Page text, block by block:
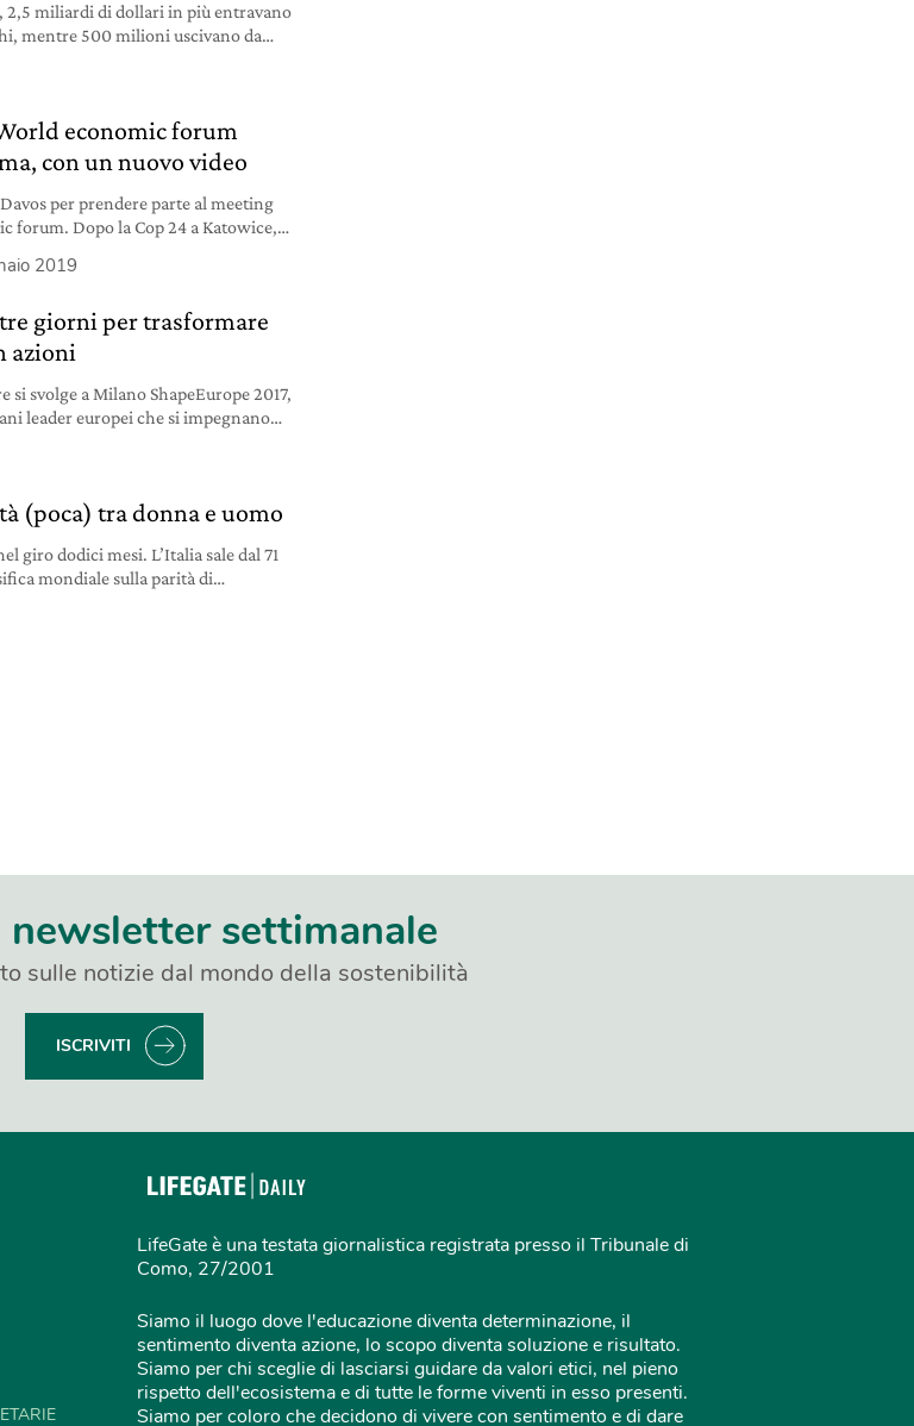
2,5 miliardi di dollari in più entravano
mentre 500 milioni uscivano da
Forum.
economic forum
con un nuovo video
per prendere parte al meeting
forum. Dopo la Cop 24 a Katowice,
svedese parlerà all’evento in
2019
tre giorni per trasformare
azioni
si svolge a Milano ShapeEurope 2017,
leader europei che si impegnano
(poca) tra donna e uomo
giro dodici mesi. L’Italia sale dal 71
mondiale sulla parità di
Nonostante questo, resta un paese
settimanale
sulle notizie dal mondo della sostenibilità
ISCRIVITI
LifeGate è una testata giornalistica registrata presso il Tribunale di
Como, 27/2001
Siamo il luogo dove l'educazione diventa determinazione, il
sentimento diventa azione, lo scopo diventa soluzione e risultato.
Siamo per chi sceglie di lasciarsi guidare da valori etici, nel pieno
rispetto dell'ecosistema e di tutte le forme viventi in esso presenti.
Siamo per coloro che decidono di vivere con sentimento e di dare